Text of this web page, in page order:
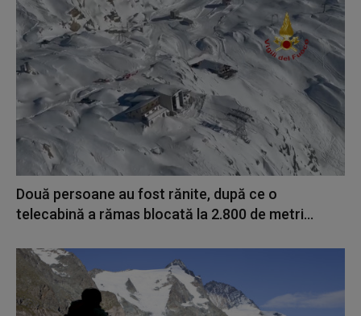
Două persoane au fost rănite, după ce o
telecabină a rămas blocată la 2.800 de metri...